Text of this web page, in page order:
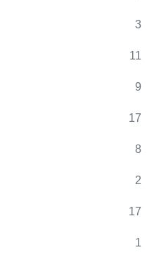
3
11
9
17
8
2
17
1